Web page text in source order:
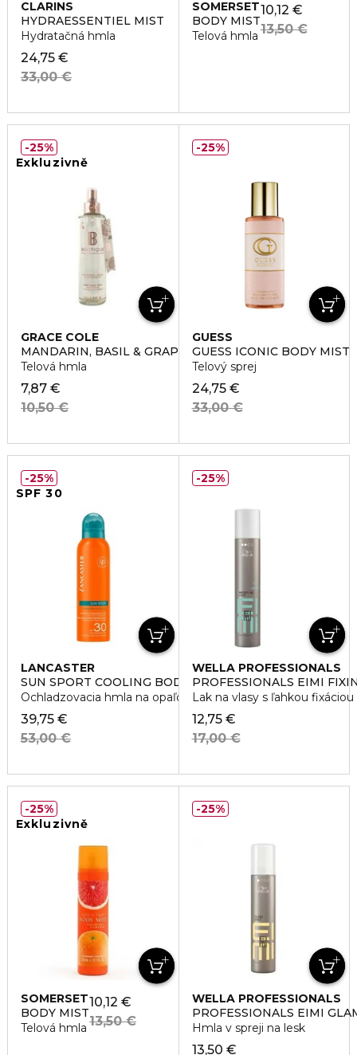
CLARINS
HYDRAESSENTIEL MIST
Hydratačná hmla
24,75 €
33,00 €
SOMERSET
BODY MIST
Telová hmla
10,12 €
13,50 €
Exkluzivně
GRACE COLE
MANDARIN, BASIL & GRAPEFRUIT HAIR & BODY MIST
Telová hmla
7,87 €
10,50 €
25%
GUESS
GUESS ICONIC BODY MIST
Telový sprej
24,75 €
33,00 €
25%
SPF 30
LANCASTER
SUN SPORT COOLING BODY MIST SPF50
Ochladzovacia hmla na opaľovanie
39,75 €
53,00 €
25%
WELLA PROFESSIONALS
PROFESSIONALS EIMI
Lak na vlasy s ľahkou fixáciou
12,75 €
17,00 €
25%
Exkluzivně
SOMERSET
BODY MIST
Telová hmla
10,12 €
13,50 €
25%
WELLA PROFESSIONALS
PROFESSIONALS EIMI
Hmla v spreji na lesk
13,50 €
25%